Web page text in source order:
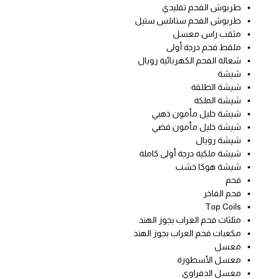
طربوش الفحم تقليدي
طربوش الفحم ستانلس ستيل
مثقب راس معسل
ملقط فحم درجة أولى
شعالة الفحم الكهربائية رويال
شيشة
شيشة الطلقة
شيشة الملكة
شيشة خليل مأمون ذهبي
شيشة خليل مأمون فضي
شيشة رويال
شيشة ملكية درجة أولى كاملة
شيشة هوكا خشب
فحم
فحم الفاخر
Top Coils
مثلثات فحم العراب بجوز الهند
مكعبات فحم العراب بجوز الهند
معسل
معسل الأسطورة
معسل الدفراوي